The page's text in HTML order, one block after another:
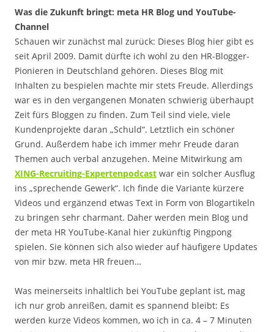
Was die Zukunft bringt: meta HR Blog und YouTube-
Channel
Schauen wir zunächst mal zurück: Dieses Blog hier gibt es
seit April 2009. Damit dürfte ich wohl zu den HR-Blogger-
Pionieren in Deutschland gehören. Dieses Blog mit
Inhalten zu bespielen machte mir stets Freude. Allerdings
war es in den vergangenen Monaten schwierig überhaupt
Zeit fürs Bloggen zu finden. Zum Teil sind viele, viele
Kundenprojekte daran „Schuld“. Letztlich ein schöner
Grund. Außerdem habe ich immer mehr Freude daran
Themen auch verbal anzugehen. Meine Mitwirkung am
XING-Recruiting-Expertenpodcast war ein solcher Ausflug
ins „sprechende Gewerk“. Ich finde die Variante kürzere
Videos und ergänzend etwas Text in Form von Blogartikeln
zu bringen sehr charmant. Daher werden mein Blog und
der meta HR YouTube-Kanal hier zukünftig Pingpong
spielen. Sie können sich also wieder auf häufigere Updates
von mir bzw. meta HR freuen…
Was meinerseits inhaltlich bei YouTube geplant ist, mag
ich nur grob anreißen, damit es spannend bleibt: Es
werden kurze Videos kommen, wo ich in ca. 4 – 7 Minuten